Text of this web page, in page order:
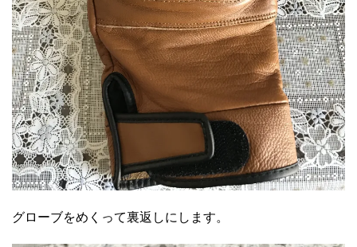
グローブをめくって裏返しにします。